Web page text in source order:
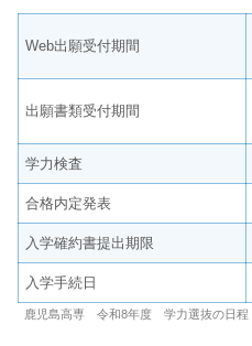
Web出願受付期間
出願書類受付期間
学力検査
合格内定発表
入学確約書提出期限
入学手続日
鹿児島高専 令和8年度 学力選抜の日程